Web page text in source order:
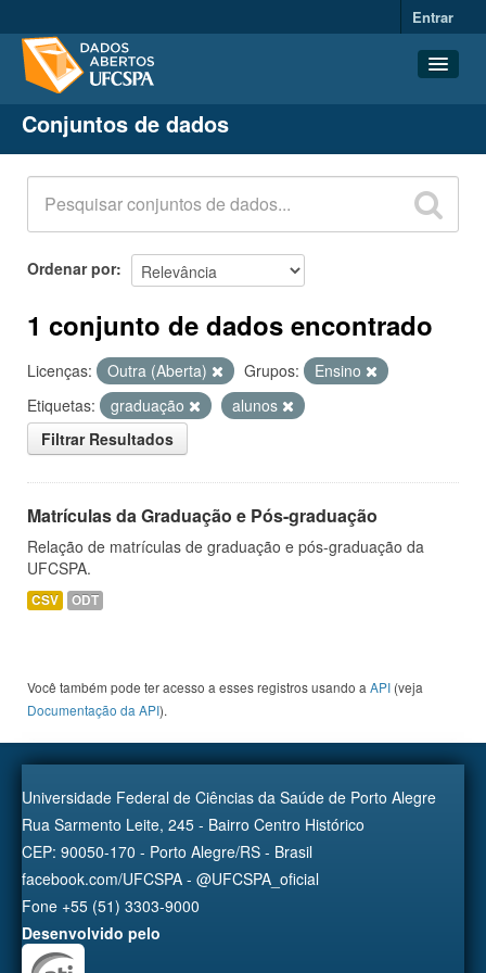
Entrar
Conjuntos de dados
Organizações
Grupos
Sobre
Conjuntos de dados
Ordenar por
1 conjunto de dados encontrado
Licenças: Outra (Aberta) Grupos:
Ensino
Etiquetas:
graduação
alunos
Filtrar Resultados
Matrículas da Graduação e Pós-graduação
Relação de matrículas de graduação e pós-graduação da
UFCSPA.
CSV ODT
Você também pode ter acesso a esses registros usando a API (veja
Documentação da API).
Universidade Federal de Ciências da Saúde de Porto Alegre
Rua Sarmento Leite, 245 - Bairro Centro Histórico
CEP: 90050-170 - Porto Alegre/RS - Brasil
facebook.com/UFCSPA - @UFCSPA_oficial
Fone +55 (51) 3303-9000
Desenvolvido pelo